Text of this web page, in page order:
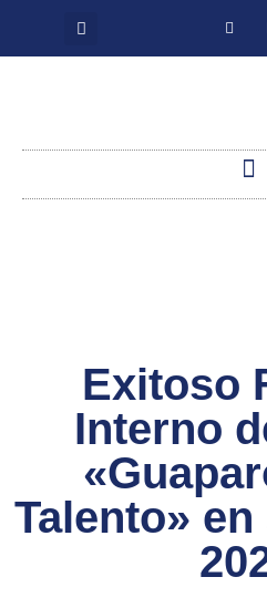
Exitoso
Interno
Talento»